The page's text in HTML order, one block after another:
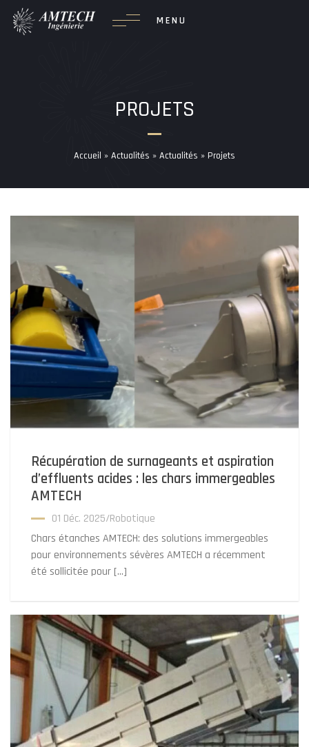
Passer
MENU
PROJETS
Accueil » Actualités » Actualités » Projets
Récupération de surnageants et aspiration
d’effluents acides : les chars immergeables
AMTECH
01 Déc. 2025/Robotique
Chars étanches AMTECH: des solutions immergeables
pour environnements sévères AMTECH a récemment
été sollicitée pour […]